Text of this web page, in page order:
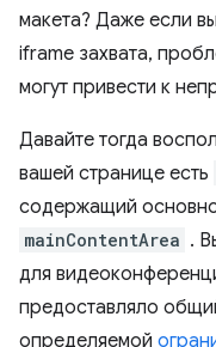
макета? Даже если
iframe захвата,
могут привести к
Давайте тогда
вашей странице есть
содержащий
mainContentArea .
для
предоставляло
определяемой